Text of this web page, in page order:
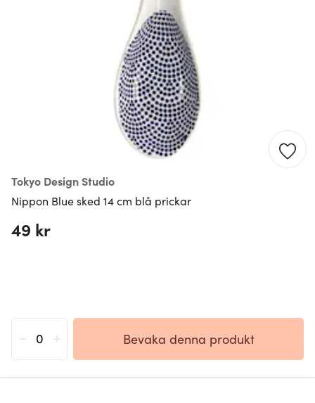
Tokyo Design Studio
Nippon Blue sked 14 cm blå prickar
49 kr
Bevaka denna produkt